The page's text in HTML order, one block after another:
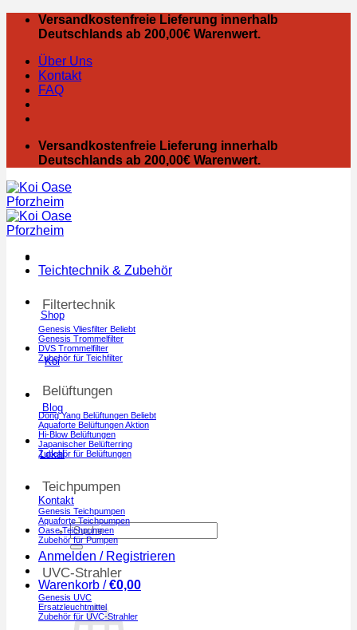
Zum
Versandkostenfreie Lieferung innerhalb
Deutschlands ab 200,00€ Warenwert.
Über Uns
Kontakt
FAQ
Versandkostenfreie Lieferung innerhalb
Deutschlands ab 200,00€ Warenwert.
Shop
Koi
Blog
Lokal
Kontakt
Suchen
nach:
Anmelden / Registrieren
Warenkorb /€0,00
Teichtechnik & Zubehör
Filtertechnik
Genesis Vliesfilter
Genesis Trommelfilter
DVS Trommelfilter
Zubehör für Teichfilter
Belüftungen
Dong Yang Belüftungen
Aquaforte Belüftungen
Hi-Blow Belüftungen
Japanischer Belüfterring
Zubehör für Belüftungen
Teichpumpen
Genesis Teichpumpen
Aquaforte Teichpumpen
Oase Teichpumpen
Zubehör für Pumpen
UVC-Strahler
Genesis UVC
Ersatzleuchtmittel
Zubehör für UVC-Strahler